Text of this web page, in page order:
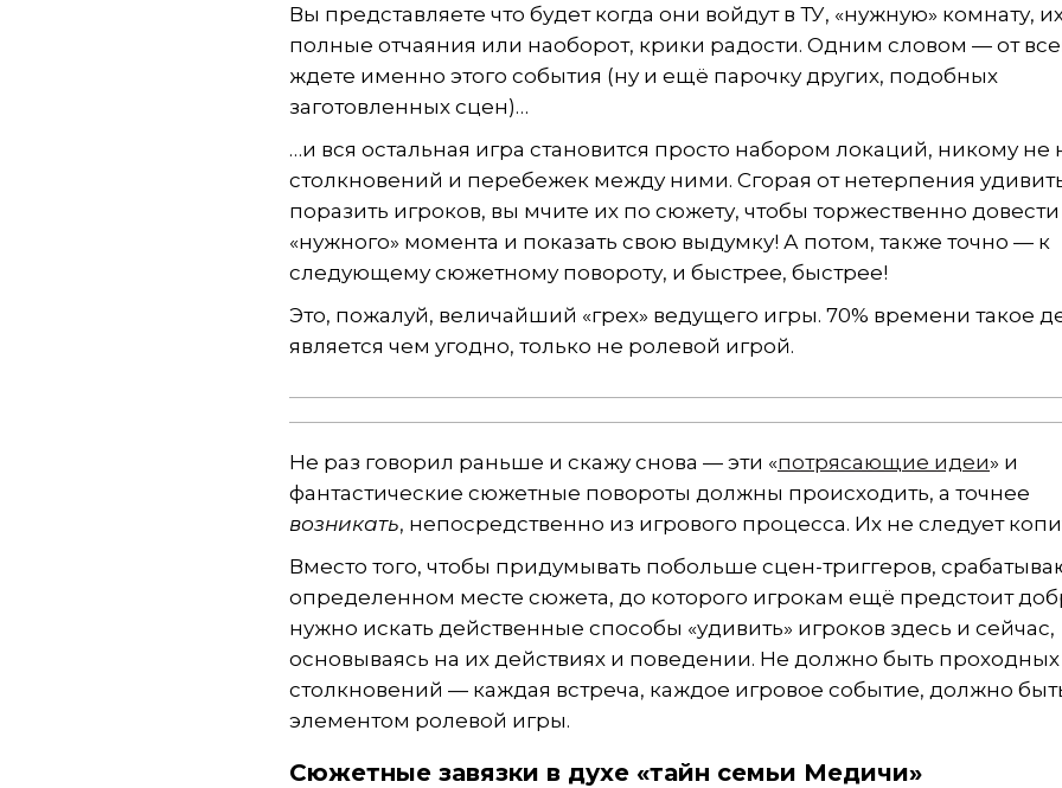
Вы представляете что будет когда они войдут в ТУ, «нужную» комнату, их
полные отчаяния или наоборот, крики радости. Одним словом — от
ждете именно этого события (ну и ещё парочку других, подобных
заготовленных сцен)…
…и вся остальная игра становится просто набором локаций, никому не
столкновений и перебежек между ними. Сгорая от нетерпения
поразить игроков, вы мчите их по сюжету, чтобы торжественно
«нужного» момента и показать свою выдумку! А потом, также точно — к
следующему сюжетному повороту, и быстрее, быстрее!
Это, пожалуй, величайший «грех» ведущего игры. 70% времени такое
является чем угодно, только не ролевой игрой.
Не раз говорил раньше и скажу снова — эти «потрясающие идеи» и
фантастические сюжетные повороты должны происходить, а точнее
возникать, непосредственно из игрового процесса. Их не следует
Вместо того, чтобы придумывать побольше сцен-триггеров,
определенном месте сюжета, до которого игрокам ещё предстоит
нужно искать действенные способы «удивить» игроков здесь и сейчас,
основываясь на их действиях и поведении. Не должно быть
столкновений — каждая встреча, каждое игровое событие, должно
элементом ролевой игры.
Сюжетные завязки в духе «тайн семьи Медичи»